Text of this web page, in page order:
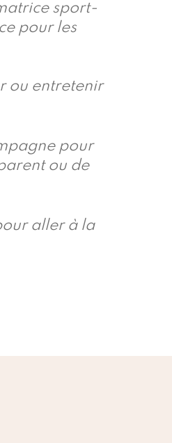
sport-
pour les
ou entretenir
pour
ou de
aller à la